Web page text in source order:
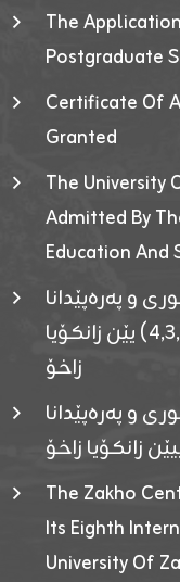
The
Postgraduate
Certificate Of
Granted
The University
Admitted By
Education And
و پەرەپێدانا
پرۆگرامان بۆ قوتابیێن قوناغێن (٤٫٣٫٢) یێن زانکۆیا
زاخۆ
و پەرەپێدانا
زانکۆیا زاخۆ
The Zakho
Its Eighth
University Of